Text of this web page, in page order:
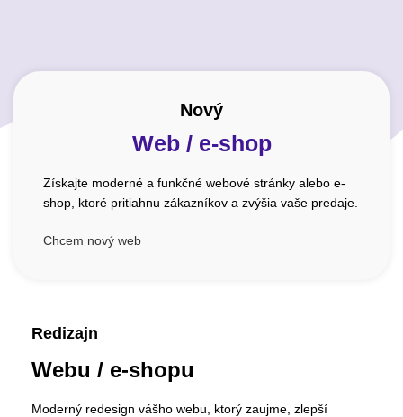
Nový
Web / e-shop
Získajte moderné a funkčné webové stránky alebo e-
shop, ktoré pritiahnu zákazníkov a zvýšia vaše predaje.
Chcem nový web
Redizajn
Webu / e-shopu
Moderný redesign vášho webu, ktorý zaujme, zlepší